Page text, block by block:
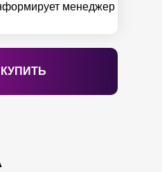
менеджер